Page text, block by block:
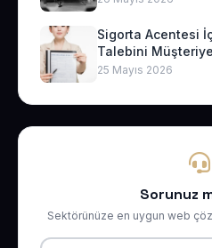
Sigorta Acentesi
Talebini
25 Mayıs 2026
Sorunuz
Sektörünüze en uygun web